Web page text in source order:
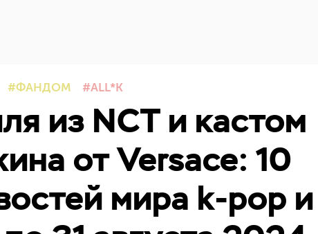
ФАНДОМ ALL*K
из NCT и кастом
от Versace: 10
мира k-pop и